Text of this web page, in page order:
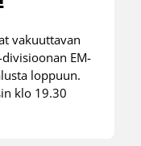
vakuuttavan
EM-
loppuun.
klo 19.30